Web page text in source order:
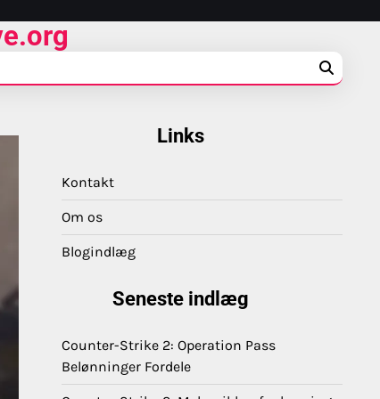
Links
Kontakt
Om os
Blogindlæg
Seneste indlæg
Counter-Strike 2: Operation Pass
Belønninger Fordele